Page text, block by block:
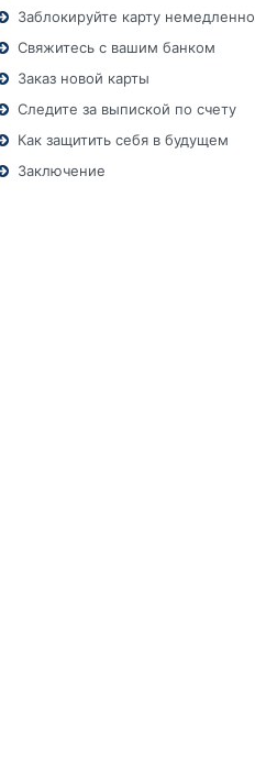
Заблокируйте карту немедленно
Свяжитесь с вашим банком
Заказ новой карты
Следите за выпиской по счету
Как защитить себя в будущем
Заключение